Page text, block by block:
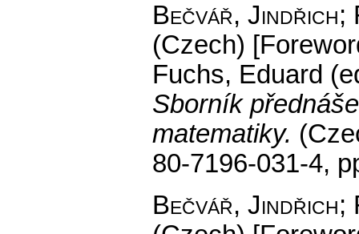
Bečvář, Jindřich;
(Czech)
Fuchs, Eduard
Sborník
matematiky.
80-7196-031-4,
Bečvář, Jindřich;